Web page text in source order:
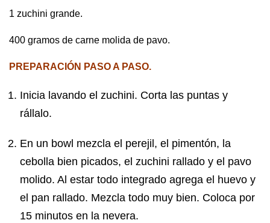
1 zuchini grande.
400 gramos de carne molida de pavo.
PREPARACIÓN PASO A PASO.
Inicia lavando el zuchini. Corta las puntas y
rállalo.
En un bowl mezcla el perejil, el pimentón, la
cebolla bien picados, el zuchini rallado y el pavo
molido. Al estar todo integrado agrega el huevo y
el pan rallado. Mezcla todo muy bien. Coloca por
15 minutos en la nevera.